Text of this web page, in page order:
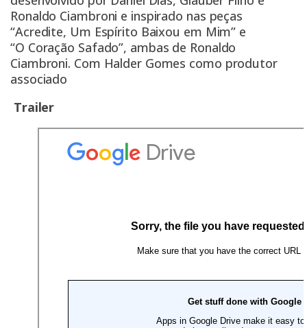
Ronaldo Ciambroni e inspirado nas peças
“Acredite, Um Espírito Baixou em Mim” e
“O Coração Safado”, ambas de Ronaldo
Ciambroni. Com Halder Gomes como produtor
associado
Trailer